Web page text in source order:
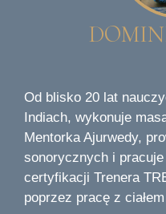
Od blisko 20 lat
Indiach, wykonuje
Mentorka Ajurwedy,
sonorycznych i
certyfikacji Trenera
poprzez pracę z ciałem